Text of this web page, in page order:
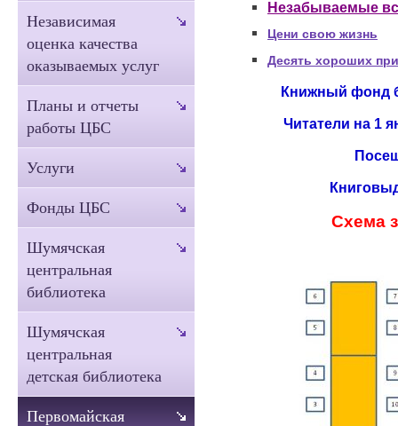
Незабываемые
Цени свою жизнь
Десять хороших
Книжный фонд
Читатели на 1
Схема
Независимая
оценка качества
оказываемых услуг
Планы и отчеты
работы ЦБС
Услуги
Фонды ЦБС
Шумячская
центральная
библиотека
Шумячская
центральная
детская библиотека
Первомайская